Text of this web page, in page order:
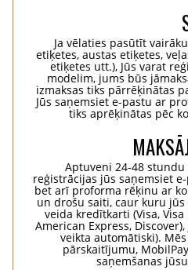
Ja vēlaties pasūtīt
etiķetes, austas etiķetes,
etiķetes utt.), Jūs varat
modelim, jums būs
izmaksas tiks pārrēķinātas
Jūs saņemsiet e-pastu ar
tiks aprēķinātas pēc
Aptuveni 24-48
reģistrācijas jūs saņemsiet
bet arī proforma rēķinu ar
un drošu saiti, caur kuru
veida kredītkarti (Visa,
American Express,
veikta automātiski).
pārskaitījumu,
saņemšanas